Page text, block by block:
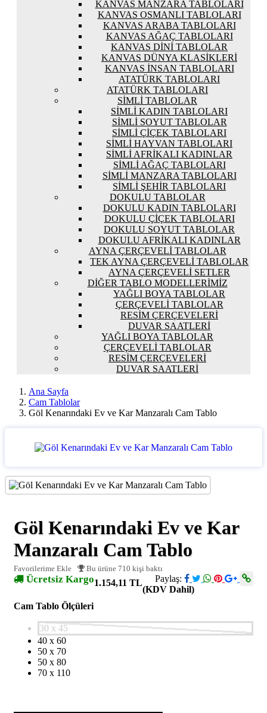
KANVAS MANZARA TABLOLARI
KANVAS OSMANLI TABLOLARI
KANVAS ARABA TABLOLARI
KANVAS AĞAÇ TABLOLARI
KANVAS DINI TABLOLAR
KANVAS DÜNYA KLASIKLERI
KANVAS İNSAN TABLOLARI
ATATÜRK TABLOLARI
ATATÜRK TABLOLARI
SIMLI TABLOLAR
SIMLI KADIN TABLOLARI
SIMLI SOYUT TABLOLAR
SIMLI ÇIÇEK TABLOLARI
SIMLI HAYVAN TABLOLARI
SIMLI AFRIKALI KADINLAR
SIMLI AĞAÇ TABLOLARI
SIMLI MANZARA TABLOLARI
SIMLI ŞEHIR TABLOLARI
DOKULU TABLOLAR
DOKULU KADIN TABLOLARI
DOKULU ÇIÇEK TABLOLARI
DOKULU SOYUT TABLOLAR
DOKULU AFRIKALI KADINLAR
AYNA ÇERÇEVELI TABLOLAR
TEK AYNA ÇERÇEVELI TABLOLAR
AYNA ÇERÇEVELI SETLER
DIĞER TABLO MODELLERIMIZ
YAĞLI BOYA TABLOLAR
ÇERÇEVELI TABLOLAR
RESIM ÇERÇEVELERI
DUVAR SAATLERI
YAĞLI BOYA TABLOLAR
ÇERÇEVELI TABLOLAR
RESIM ÇERÇEVELERI
DUVAR SAATLERI
Ana Sayfa
Cam Tablolar
Göl Kenarındaki Ev ve Kar Manzaralı Cam Tablo
Göl Kenarındaki Ev ve Kar
Manzaralı Cam Tablo
Favorilerime Ekle Bu ürüne 710 kişi baktı
Ücretsiz Kargo Paylaş:
1.154,11 TL
(KDV Dahil)
Cam Tablo Ölçüleri
30 x 45
40 x 60
50 x 70
50 x 80
70 x 110